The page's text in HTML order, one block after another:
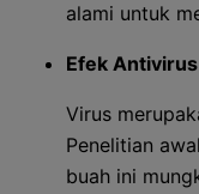
alami untuk
Efek Antivirus
Virus
Penelitian
buah ini